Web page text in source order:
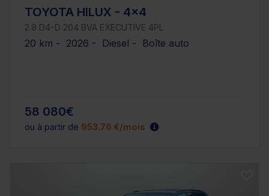
TOYOTA HILUX - 4x4
2.8 D4-D 204 BVA EXECUTIVE 4PL
20 km - 2026 - Diesel - Boîte auto
58 080€
ou à partir de 953.76 €/mois